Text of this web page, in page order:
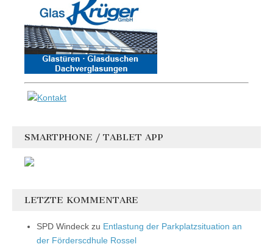
SMARTPHONE / TABLET APP
LETZTE KOMMENTARE
SPD Windeck zu Entlastung der Parkplatzsituation an
der Förderscdhule Rossel